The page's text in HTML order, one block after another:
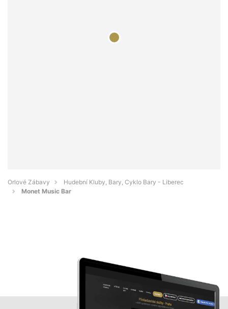
Orlové Zábavy
Hudební Kluby, Bary, Cyklo Bary - Liberec
Monet Music Bar